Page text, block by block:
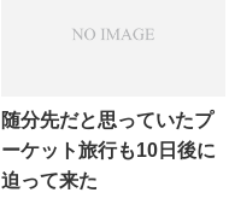
随分先だと思っていたプ
ーケット旅行も10日後に
迫って来た